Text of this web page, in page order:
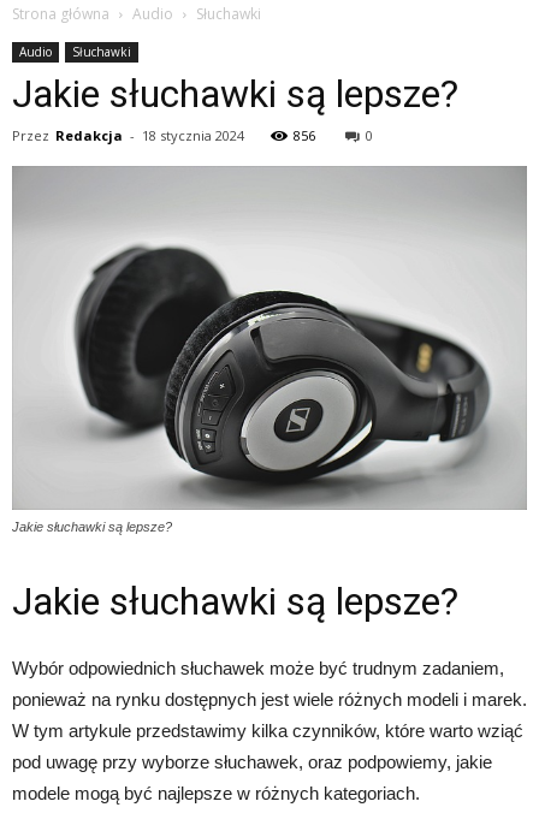
Strona główna Audio Słuchawki
Audio Słuchawki
Jakie słuchawki są lepsze?
Przez Redakcja - 18 stycznia 2024 856 0
Jakie słuchawki są lepsze?
Jakie słuchawki są lepsze?
Wybór odpowiednich słuchawek może być trudnym zadaniem,
ponieważ na rynku dostępnych jest wiele różnych modeli i marek.
W tym artykule przedstawimy kilka czynników, które warto wziąć
pod uwagę przy wyborze słuchawek, oraz podpowiemy, jakie
modele mogą być najlepsze w różnych kategoriach.